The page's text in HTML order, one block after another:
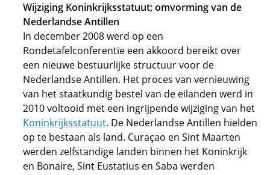
Wijziging Koninkrijksstatuut; omvorming van de
Nederlandse Antillen
In december 2008 werd op een
Rondetafelconferentie een akkoord bereikt over
een nieuwe bestuurlijke structuur voor de
Nederlandse Antillen. Het proces van vernieuwing
van het staatkundig bestel van de eilanden werd in
2010 voltooid met een ingrijpende wijziging van het
Koninkrijksstatuut. De Nederlandse Antillen hielden
op te bestaan als land. Curaçao en Sint Maarten
werden zelfstandige landen binnen het Koninkrijk
en Bonaire, Sint Eustatius en Saba werden